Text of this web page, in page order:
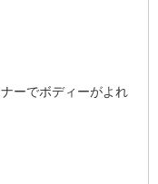
ーでボディーがよれ